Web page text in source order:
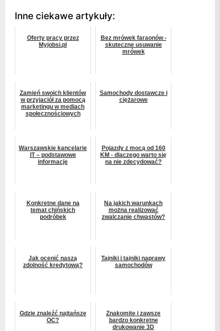
Inne ciekawe artykuły:
Oferty pracy przez
Myjobsi.pl
Bez mrówek faraonów -
skuteczne usuwanie
mrówek
Zamień swoich klientów
w przyjaciół za pomocą
marketingu w mediach
społecznościowych
Samochody dostawcze i
ciężarowe
Warszawskie kancelarie
IT – podstawowe
informacje
Pojazdy z mocą od 160
KM - dlaczego warto się
na nie zdecydować?
Konkretne dane na
temat chińskich
podróbek
Na jakich warunkach
można realizować
zwalczanie chwastów?
Jak ocenić naszą
zdolność kredytową?
Tajniki i tajniki naprawy
samochodów
Gdzie znaleźć najtańsze
OC?
Znakomite i zawsze
bardzo konkretne
drukowanie 3D